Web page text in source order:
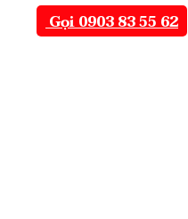
Gọi 0903 83 55 62